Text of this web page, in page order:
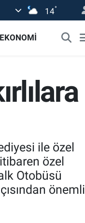
14°
EKONOMİ
ile özel
özel
Otobüsü
önemli